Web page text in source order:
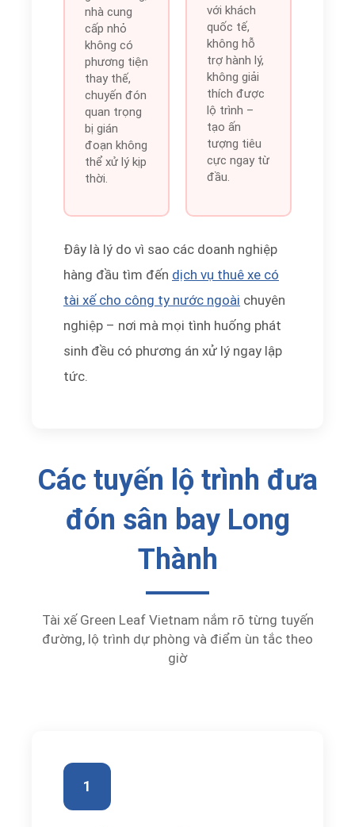
nhà cung
cấp nhỏ
không có
phương tiện
thay thế,
chuyến đón
quan trọng
bị gián
đoạn không
thể xử lý kịp
thời.
với khách
quốc tế,
không hỗ
trợ hành lý,
không giải
thích được
lộ trình –
tạo ấn
tượng tiêu
cực ngay từ
đầu.
Đây là lý do vì sao các doanh nghiệp
hàng đầu tìm đến dịch vụ thuê xe có
tài xế cho công ty nước ngoài chuyên
nghiệp – nơi mà mọi tình huống phát
sinh đều có phương án xử lý ngay lập
tức.
Các tuyến lộ trình đưa
đón sân bay Long
Thành
Tài xế Green Leaf Vietnam nắm rõ từng tuyến
đường, lộ trình dự phòng và điểm ùn tắc theo
giờ
1